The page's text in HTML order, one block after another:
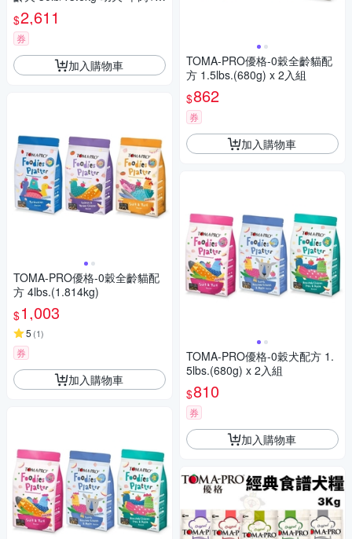
聰明成長配方
$2,611
券
加入購物車
TOMA-PRO優格-0穀全齡貓配
方 4lbs.(1.814kg)
$1,003
5 (1)
券
加入購物車
TOMA-PRO優格-0穀全齡貓配
方 1.5lbs.(680g) x 2入組
$862
券
加入購物車
TOMA-PRO優格-0穀犬配方 1.
5lbs.(680g) x 2入組
$810
券
加入購物車